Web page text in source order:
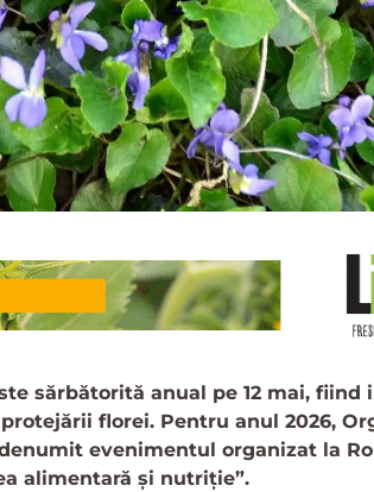
sărbătorită anual pe 12 mai, fiind
florei. Pentru anul 2026,
evenimentul organizat la
alimentară și nutriție”.